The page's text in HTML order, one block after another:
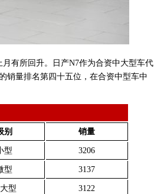
有所回升。日产N7作为合资中大型车代
销量排名第四十五位，在合资中型车中
别 销量
型 3206
型 3137
型 3122